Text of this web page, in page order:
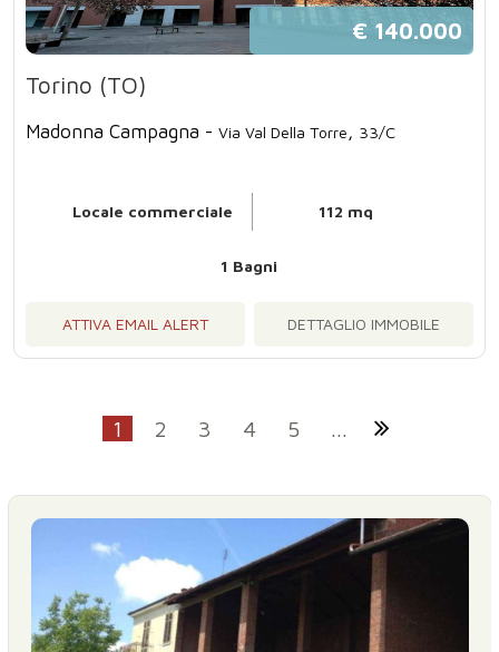
€ 140.000
Torino (TO)
Madonna Campagna -Via Val Della Torre, 33/C
Locale commerciale 112 mq
1 Bagni
ATTIVA EMAIL ALERT DETTAGLIO IMMOBILE
1 2 3 4 5 ...